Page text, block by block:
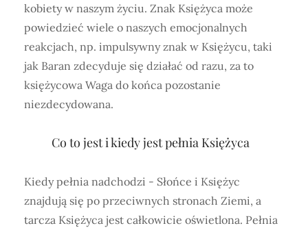
kobiety w naszym życiu. Znak Księżyca może
powiedzieć wiele o naszych emocjonalnych
reakcjach, np. impulsywny znak w Księżycu, taki
jak Baran zdecyduje się działać od razu, za to
księżycowa Waga do końca pozostanie
niezdecydowana.
Co to jest i kiedy jest pełnia Księżyca
Kiedy pełnia nadchodzi - Słońce i Księżyc
znajdują się po przeciwnych stronach Ziemi, a
tarcza Księżyca jest całkowicie oświetlona. Pełnia